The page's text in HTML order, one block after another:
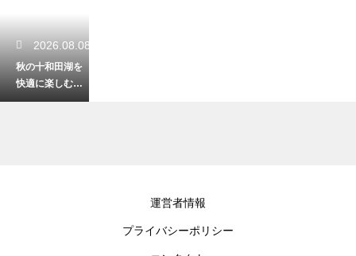
2026.08.08
秋の十和田湖を
快適に楽しむ！
気温に合わせた
運営者情報
プライバシーポリシー